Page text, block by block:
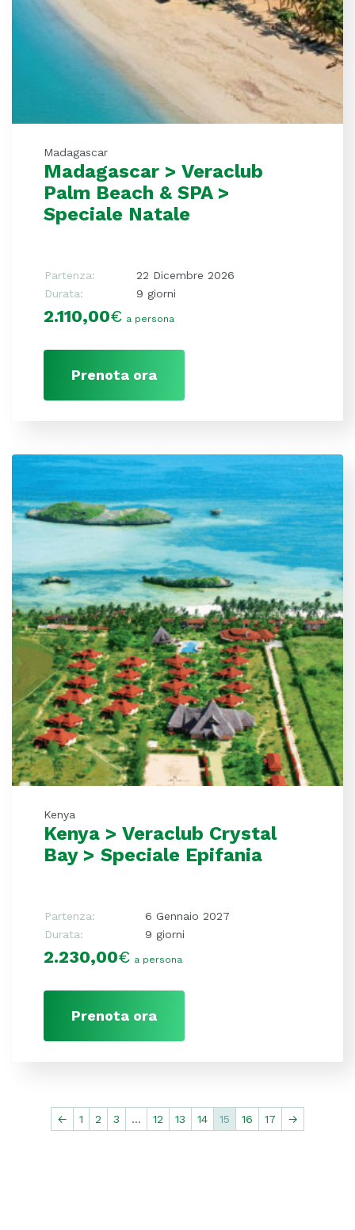
Madagascar
Madagascar > Veraclub
Palm Beach & SPA >
Speciale Natale
Partenza:
22 Dicembre 2026
Durata:
9 giorni
2.110,00€ a persona
Prenota ora
Kenya
Kenya > Veraclub Crystal
Bay > Speciale Epifania
Partenza:
6 Gennaio 2027
Durata:
9 giorni
2.230,00€ a persona
Prenota ora
← 1 2 3 … 12 13 14 15 16 17 →